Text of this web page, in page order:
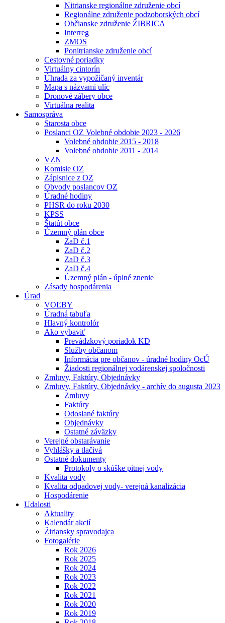
Nitrianske regionálne združenie obcí
Regionálne združenie podzoborských obcí
Občianske združenie ŽIBRICA
Interreg
ZMOS
Ponitrianske združenie obcí
Cestovné poriadky
Virtuálny cintorín
Úhrada za vypožičaný inventár
Mapa s názvami ulíc
Dronové zábery obce
Virtuálna realita
Samospráva
Starosta obce
Poslanci OZ Volebné obdobie 2023 - 2026
Volebné obdobie 2015 - 2018
Volebné obdobie 2011 - 2014
VZN
Komisie OZ
Zápisnice z OZ
Obvody poslancov OZ
Úradné hodiny
PHSR do roku 2030
KPSS
Štatút obce
Územný plán obce
ZaD č.1
ZaD č.2
ZaD č.3
ZaD č.4
Územný plán - úplné znenie
Zásady hospodárenia
Úrad
VOĽBY
Úradná tabuľa
Hlavný kontrolór
Ako vybaviť
Prevádzkový poriadok KD
Služby občanom
Informácia pre občanov - úradné hodiny OcÚ
Žiadosti regionálnej vodárenskej spoločnosti
Zmluvy, Faktúry, Objednávky
Zmluvy, Faktúry, Objednávky - archív do augusta 2023
Zmluvy
Faktúry
Odoslané faktúry
Objednávky
Ostatné záväzky
Verejné obstarávanie
Vyhlášky a tlačivá
Ostatné dokumenty
Protokoly o skúške pitnej vody
Kvalita vody
Kvalita odpadovej vody- verejná kanalizácia
Hospodárenie
Udalosti
Aktuality
Kalendár akcií
Žiriansky spravodajca
Fotogalérie
Rok 2026
Rok 2025
Rok 2024
Rok 2023
Rok 2022
Rok 2021
Rok 2020
Rok 2019